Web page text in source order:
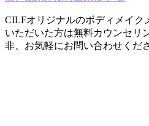
CILFオリジナルのボディメイク
いただいた方は無料カウンセリ
非、お気軽にお問い合わせくだ